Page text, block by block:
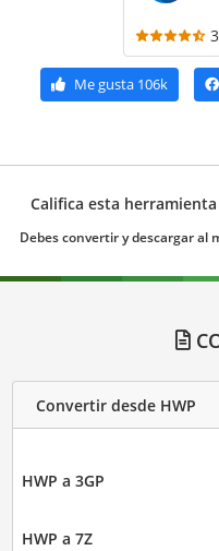
Me gusta106k
Califica esta herramienta
Debes convertir y descargar al
Convertir desde HWP
HWP a 3GP
HWP a 7Z